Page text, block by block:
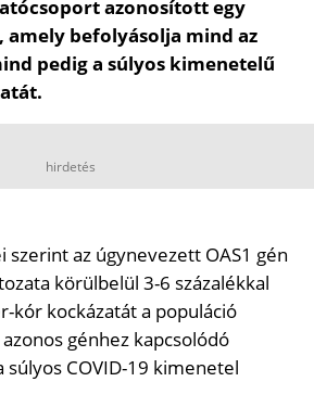
azonosított egy
amely befolyásolja mind az
pedig a súlyos kimenetelű
hirdetés
szerint az úgynevezett OAS1 gén
körülbelül 3-6 százalékkal
kór kockázatát a populáció
génhez kapcsolódó
COVID-19 kimenetel